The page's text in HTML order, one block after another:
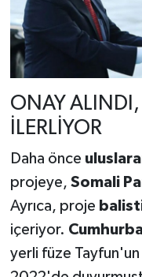
ONAY ALINDI,
İLERLİYOR
Daha önce
projeye, Somali
Ayrıca, proje
içeriyor.
yerli füze Tayfun'un